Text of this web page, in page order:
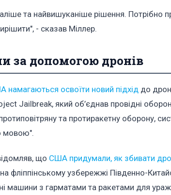
та найвишуканіше рішення. Потрібно
- сказав Міллер.
за допомогою дронів
намагаються освоїти новий підхід до
Jailbreak, який об’єднав провідні
та протиракетну оборону,
мовою".
що США придумали, як збивати
фліппінському узбережжі Південно-
машини з гарматами та ракетами для